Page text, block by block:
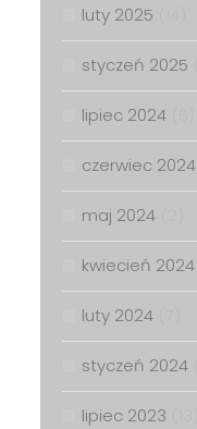
luty 2025
styczeń 2025
lipiec 2024
czerwiec 2024
maj 2024
kwiecień 2024
luty 2024
styczeń 2024
lipiec 2023